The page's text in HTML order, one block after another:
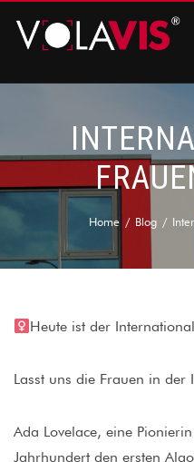
Home Blog
Heute ist der
Lasst uns die Frauen in der
Ada Lovelace, eine
Jahrhundert den ersten